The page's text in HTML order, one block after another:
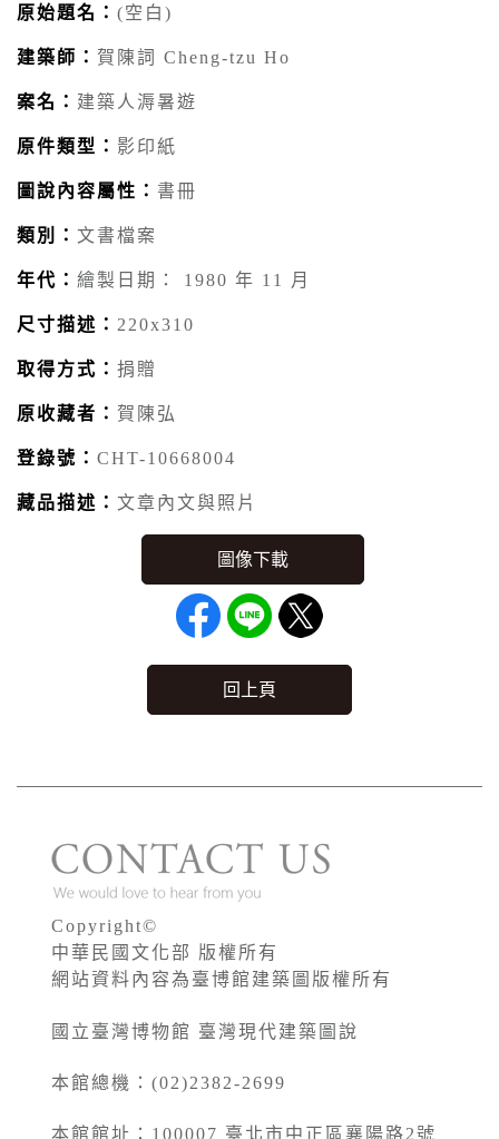
原始題名： (空白)
建築師： 賀陳詞 Cheng-tzu Ho
案名： 建築人溽暑遊
原件類型： 影印紙
圖說內容屬性： 書冊
類別： 文書檔案
年代： 繪製日期： 1980 年 11 月
尺寸描述： 220x310
取得方式： 捐贈
原收藏者： 賀陳弘
登錄號： CHT-10668004
藏品描述： 文章內文與照片
回上頁
Copyright©
中華民國文化部 版權所有
網站資料內容為臺博館建築圖版權所有
國立臺灣博物館 臺灣現代建築圖說
本館總機：(02)2382-2699
本館館址： 100007 臺北市中正區襄陽路2號